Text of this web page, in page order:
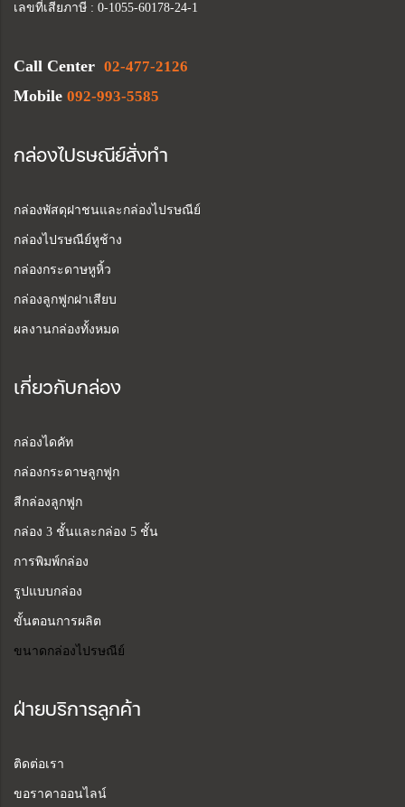
เลขที่เสียภาษี : 0-1055-60178-24-1
Call Center 02-477-2126
Mobile 092-993-5585
กล่องไปรษณีย์สั่งทำ
กล่องพัสดุฝาชนและกล่องไปรษณีย์
กล่องไปรษณีย์หูช้าง
กล่องกระดาษหูหิ้ว
กล่องลูกฟูกฝาเสียบ
ผลงานกล่องทั้งหมด
เกี่ยวกับกล่อง
กล่องไดคัท
กล่องกระดาษลูกฟูก
สีกล่องลูกฟูก
กล่อง 3 ชั้นและกล่อง 5 ชั้น
การพิมพ์กล่อง
รูปแบบกล่อง
ขั้นตอนการผลิต
ขนาดกล่องไปรษณีย์
ฝ่ายบริการลูกค้า
ติดต่อเรา
ขอราคาออนไลน์